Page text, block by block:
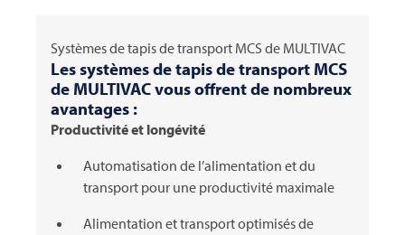
Systèmes de tapis de transport MCS de MULTIVAC
Les systèmes de tapis de transport MCS
de MULTIVACvous offrent de nombreux
avantages :
Productivité et longévité
Automatisation de l’alimentation et du
transport pour une productivité maximale
Alimentation et transport optimisés de